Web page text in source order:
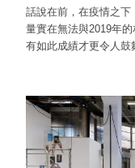
話說在前，在疫情之下
量實在無法與2019年
有如此成績才更令人鼓